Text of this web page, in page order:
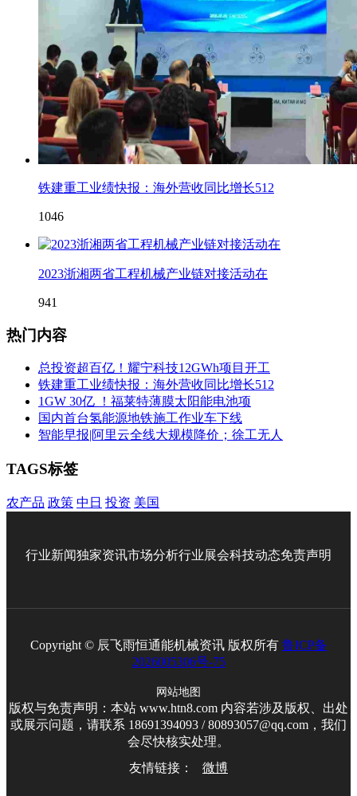
铁建重工业绩快报：海外营收同比增长512
1046
2023浙湘两省工程机械产业链对接活动在
941
热门内容
总投资超百亿！耀宁科技12GWh项目开工
铁建重工业绩快报：海外营收同比增长512
1GW 30亿 ！福莱特薄膜太阳能电池项
国内首台氢能源地铁施工作业车下线
智能早报|阿里云全线大规模降价；徐工无人
TAGS标签
农产品 政策 中日 投资 美国
行业新闻独家资讯市场分析行业展会科技动态免责声明
Copyright © 辰飞雨恒通能机械资讯 版权所有 鲁ICP备
2026005306号-75
网站地图
版权与免责声明：本站 www.htn8.com 内容若涉及版权、出处
或展示问题，请联系 18691394093 / 80893057@qq.com，我们
会尽快核实处理。
友情链接：
微博